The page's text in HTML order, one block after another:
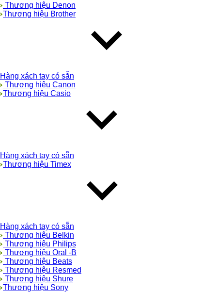
Thương hiệu Denon
Thương hiệu Brother
Hàng xách tay có sẵn
Thương hiệu Canon
Thương hiệu Casio
Hàng xách tay có sẵn
Thương hiệu Timex
Hàng xách tay có sẵn
Thương hiệu Belkin
Thương hiệu Philips
Thương hiệu Oral -B
Thương hiệu Beats
Thương hiệu Resmed
Thương hiệu Shure
Thương hiệu Sony